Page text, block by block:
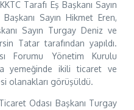
Tarafı Eş Başkanı Sayın
Sayın Hikmet Eren,
Sayın Turgay Deniz ve
Tatar tarafından yapıldı.
Forumu Yönetim Kurulu
yemeğinde ikili ticaret ve
olanakları görüşüldü.
Odası Başkanı Turgay